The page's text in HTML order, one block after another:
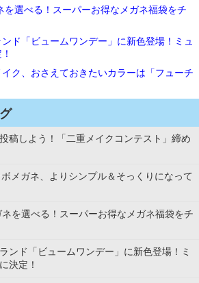
を選べる！スーパーお得なメガネ福袋をチ
ンド「ビュームワンデー」に新色登場！ミュ
イク、おさえておきたいカラーは「フューチ
稿しよう！「二重メイクコンテスト」締め
メガネ、よりシンプル＆そっくりになって
ネを選べる！スーパーお得なメガネ福袋をチ
ンド「ビュームワンデー」に新色登場！ミ
決定！